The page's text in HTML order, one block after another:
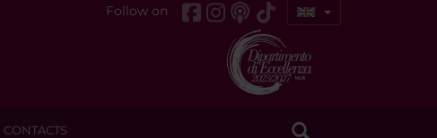
Follow on
CONTACTS